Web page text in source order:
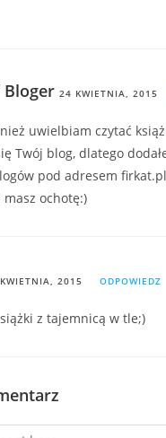
24 KWIETNIA, 2015
uwielbiam czytać
Twój blog, dlatego
pod adresem firkat.pl
ochotę:)
2015 ODPOWIEDZ
z tajemnicą w tle;)